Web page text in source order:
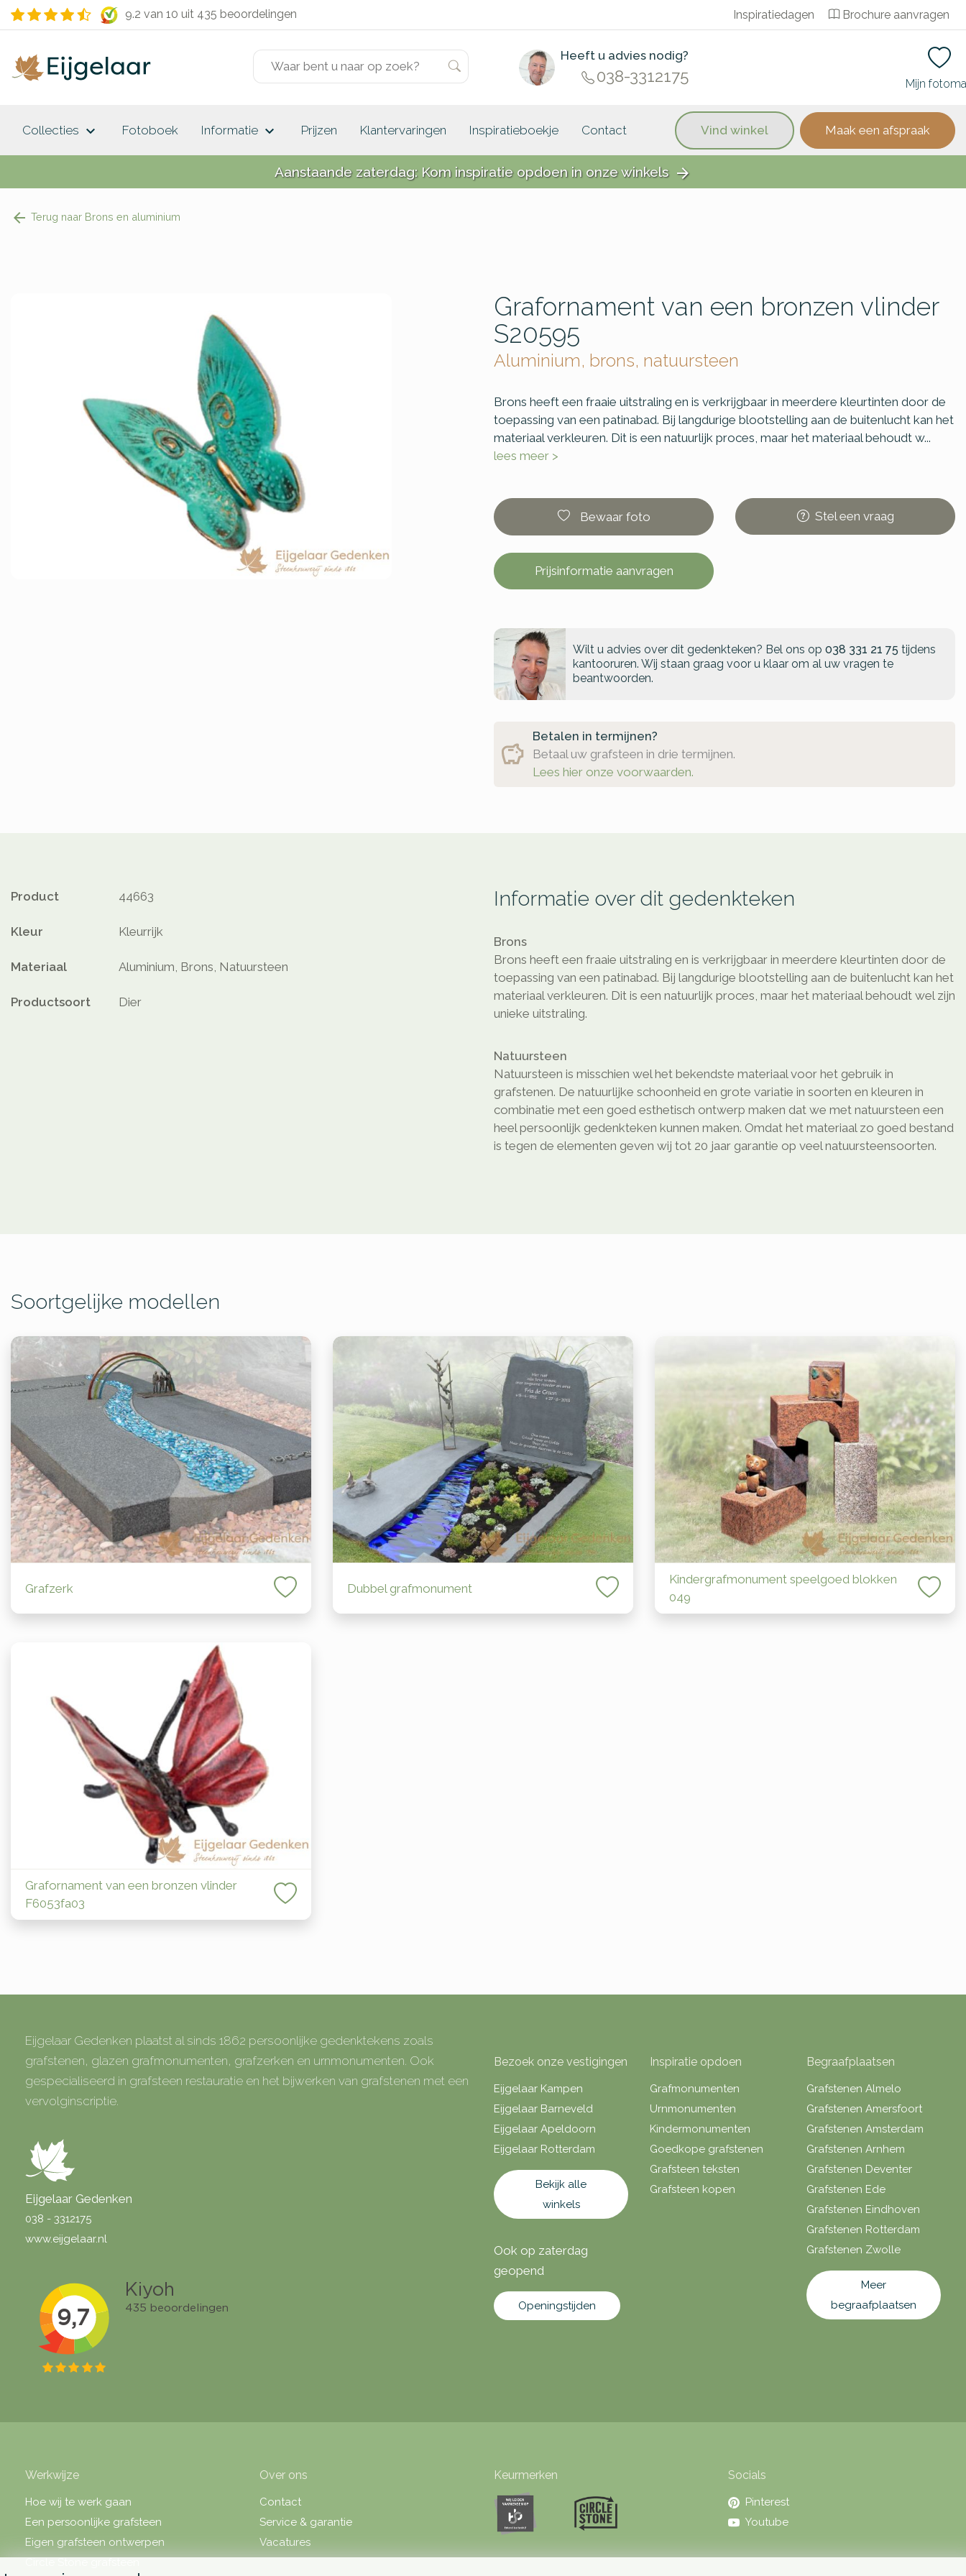
9.2 van 10 uit 435 beoordelingen Inspiratiedagen Brochure aanvragen
Heeft u advies nodig?
038-3312175 Mijn
Collecties keyboard_arrow_down Fotoboek Informatie keyboard_arrow_down Prijzen Klantervaringen Inspiratieboekje Contact Vind winkel Maak een afspraak
Aanstaande zaterdag: Kom inspiratie opdoen in onze winkels arrow_forward
Terug naar Brons en aluminium
Grafornament van een bronzen vlinder
S20595
Aluminium, brons, natuursteen
Brons heeft een fraaie uitstraling en is verkrijgbaar in meerdere kleurtinten door de
toepassing van een patinabad. Bij langdurige blootstelling aan de buitenlucht kan het
materiaal verkleuren. Dit is een natuurlijk proces, maar het materiaal behoudt w...
lees meer >
Bewaar foto Steleen vraag
Prijsinformatie aanvragen
Wilt u advies over dit gedenkteken? Bel ons op 038 331 21 75 tijdens
kantooruren. Wij staan graag voor u klaar om al uw vragen te
beantwoorden.
Betalen in termijnen?
Betaal uw grafsteen in drie termijnen.
Lees hier onze voorwaarden.
Product 44663
Kleur Kleurrijk
Materiaal Aluminium, Brons, Natuursteen
Productsoort Dier
Informatie over dit gedenkteken
Brons
Brons heeft een fraaie uitstraling en is verkrijgbaar in meerdere kleurtinten door de
toepassing van een patinabad. Bij langdurige blootstelling aan de buitenlucht kan het
materiaal verkleuren. Dit is een natuurlijk proces, maar het materiaal behoudt wel zijn
unieke uitstraling.
Natuursteen
Natuursteen is misschien wel het bekendste materiaal voor het gebruik in
grafstenen. De natuurlijke schoonheid en grote variatie in soorten en kleuren in
combinatie met een goed esthetisch ontwerp maken dat we met natuursteen een
heel persoonlijk gedenkteken kunnen maken. Omdat het materiaal zo goed bestand
is tegen de elementen geven wij tot 20 jaar garantie op veel natuursteensoorten.
Soortgelijke modellen
Grafzerk Dubbel grafmonument
Kindergrafmonument speelgoed blokken
049
Grafornament van een bronzen vlinder
F6053fa03
Eijgelaar Gedenken plaatst al sinds 1862 persoonlijke gedenktekens zoals
grafstenen, glazen grafmonumenten, grafzerken en urnmonumenten. Ook
gespecialiseerd in grafsteen restauratie en het bijwerken van grafstenen met een
vervolginscriptie.
Eijgelaar Gedenken
038 - 3312175
www.eijgelaar.nl
Bezoek onze vestigingen
Eijgelaar Kampen
Eijgelaar Barneveld
Eijgelaar Apeldoorn
Eijgelaar Rotterdam
Bekijk alle
winkels
Ook op zaterdag
geopend
Openingstijden
Inspiratie opdoen
Grafmonumenten
Urnmonumenten
Kindermonumenten
Goedkope grafstenen
Grafsteen teksten
Grafsteen kopen
Begraafplaatsen
Grafstenen Almelo
Grafstenen Amersfoort
Grafstenen Amsterdam
Grafstenen Arnhem
Grafstenen Deventer
Grafstenen Ede
Grafstenen Eindhoven
Grafstenen Rotterdam
Grafstenen Zwolle
Meer
begraafplaatsen
Werkwijze
Hoe wij te werk gaan
Een persoonlijke grafsteen
Eigen grafsteen ontwerpen
Over ons
Contact
Service & garantie
Vacatures
Keurmerken Socials
Pinterest
Youtube